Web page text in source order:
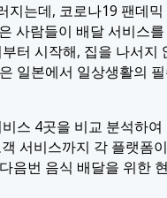
는데, 코로나19 팬데
사람들이 배달 서비스
터 시작해, 집을 나서지
일본에서 일상생활의
스 4곳을 비교 분석하
서비스까지 각 플랫폼
음번 음식 배달을 위한